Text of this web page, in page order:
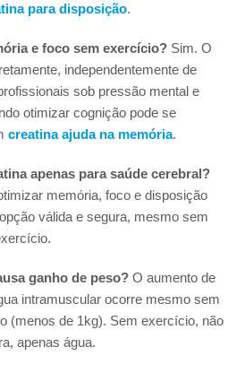
para disposição.
e foco sem exercício? Sim. O
independentemente de
sob pressão mental e
otimizar cognição pode se
creatina ajuda na memória.
apenas para saúde cerebral?
memória, foco e disposição
válida e segura, mesmo sem
ganho de peso? O aumento de
intramuscular ocorre mesmo sem
(menos de 1kg). Sem exercício, não
apenas água.